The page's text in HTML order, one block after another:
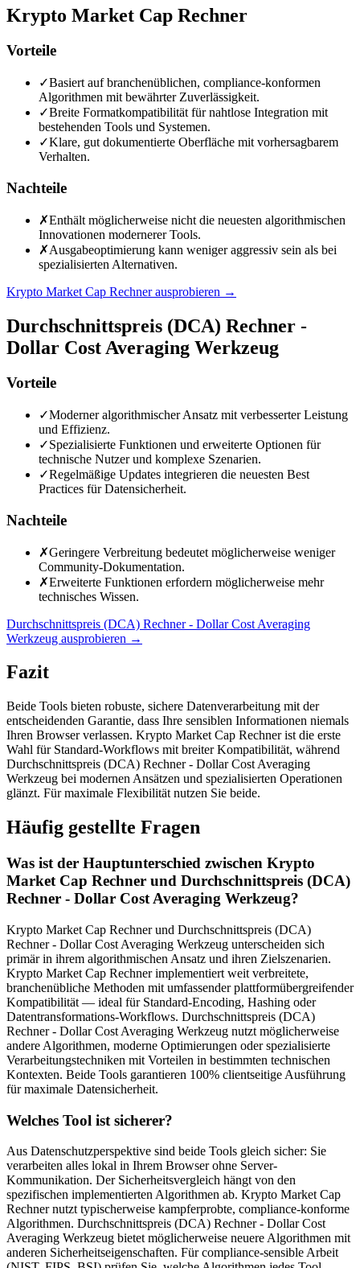
Krypto Market Cap Rechner
Vorteile
✓Basiert auf branchenüblichen, compliance-konformen
Algorithmen mit bewährter Zuverlässigkeit.
✓Breite Formatkompatibilität für nahtlose Integration mit
bestehenden Tools und Systemen.
✓Klare, gut dokumentierte Oberfläche mit vorhersagbarem
Verhalten.
Nachteile
✗Enthält möglicherweise nicht die neuesten algorithmischen
Innovationen modernerer Tools.
✗Ausgabeoptimierung kann weniger aggressiv sein als bei
spezialisierten Alternativen.
Krypto Market Cap Rechner ausprobieren →
Durchschnittspreis (DCA) Rechner -
Dollar Cost Averaging Werkzeug
Vorteile
✓Moderner algorithmischer Ansatz mit verbesserter Leistung
und Effizienz.
✓Spezialisierte Funktionen und erweiterte Optionen für
technische Nutzer und komplexe Szenarien.
✓Regelmäßige Updates integrieren die neuesten Best
Practices für Datensicherheit.
Nachteile
✗Geringere Verbreitung bedeutet möglicherweise weniger
Community-Dokumentation.
✗Erweiterte Funktionen erfordern möglicherweise mehr
technisches Wissen.
Durchschnittspreis (DCA) Rechner - Dollar Cost Averaging
Werkzeug ausprobieren →
Fazit
Beide Tools bieten robuste, sichere Datenverarbeitung mit der
entscheidenden Garantie, dass Ihre sensiblen Informationen niemals
Ihren Browser verlassen. Krypto Market Cap Rechner ist die erste
Wahl für Standard-Workflows mit breiter Kompatibilität, während
Durchschnittspreis (DCA) Rechner - Dollar Cost Averaging
Werkzeug bei modernen Ansätzen und spezialisierten Operationen
glänzt. Für maximale Flexibilität nutzen Sie beide.
Häufig gestellte Fragen
Was ist der Hauptunterschied zwischen Krypto
Market Cap Rechner und Durchschnittspreis (DCA)
Rechner - Dollar Cost Averaging Werkzeug?
Krypto Market Cap Rechner und Durchschnittspreis (DCA)
Rechner - Dollar Cost Averaging Werkzeug unterscheiden sich
primär in ihrem algorithmischen Ansatz und ihren Zielszenarien.
Krypto Market Cap Rechner implementiert weit verbreitete,
branchenübliche Methoden mit umfassender plattformübergreifender
Kompatibilität — ideal für Standard-Encoding, Hashing oder
Datentransformations-Workflows. Durchschnittspreis (DCA)
Rechner - Dollar Cost Averaging Werkzeug nutzt möglicherweise
andere Algorithmen, moderne Optimierungen oder spezialisierte
Verarbeitungstechniken mit Vorteilen in bestimmten technischen
Kontexten. Beide Tools garantieren 100% clientseitige Ausführung
für maximale Datensicherheit.
Welches Tool ist sicherer?
Aus Datenschutzperspektive sind beide Tools gleich sicher: Sie
verarbeiten alles lokal in Ihrem Browser ohne Server-
Kommunikation. Der Sicherheitsvergleich hängt von den
spezifischen implementierten Algorithmen ab. Krypto Market Cap
Rechner nutzt typischerweise kampferprobte, compliance-konforme
Algorithmen. Durchschnittspreis (DCA) Rechner - Dollar Cost
Averaging Werkzeug bietet möglicherweise neuere Algorithmen mit
anderen Sicherheitseigenschaften. Für compliance-sensible Arbeit